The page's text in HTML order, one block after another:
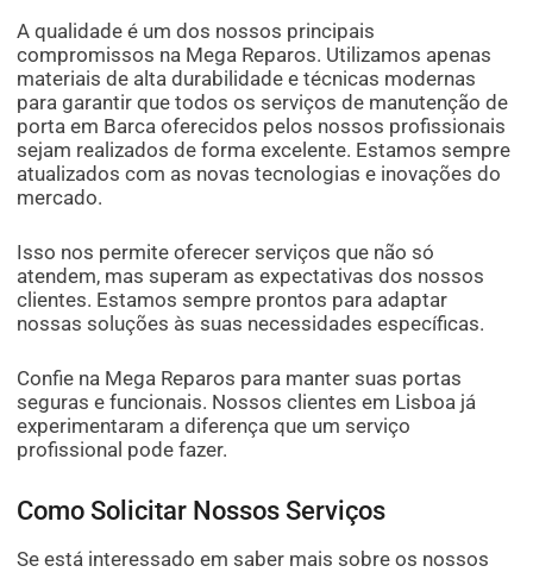
A qualidade é um dos nossos principais
compromissos na Mega Reparos. Utilizamos apenas
materiais de alta durabilidade e técnicas modernas
para garantir que todos os serviços de manutenção de
porta em Barca oferecidos pelos nossos profissionais
sejam realizados de forma excelente. Estamos sempre
atualizados com as novas tecnologias e inovações do
mercado.
Isso nos permite oferecer serviços que não só
atendem, mas superam as expectativas dos nossos
clientes. Estamos sempre prontos para adaptar
nossas soluções às suas necessidades específicas.
Confie na Mega Reparos para manter suas portas
seguras e funcionais. Nossos clientes em Lisboa já
experimentaram a diferença que um serviço
profissional pode fazer.
Como Solicitar Nossos Serviços
Se está interessado em saber mais sobre os nossos